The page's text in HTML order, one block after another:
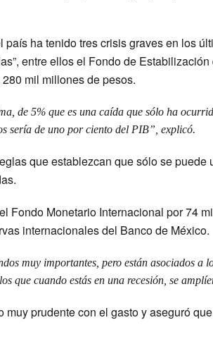
ha tenido tres crisis graves en los
entre ellos el Fondo de Estabilización
mil millones de pesos.
de 5% que es una caída que sólo ha
sería de uno por ciento del PIB”, explicó.
que establezcan que sólo se puede
Fondo Monetario Internacional por 74
internacionales del Banco de México.
muy importantes, pero están asociados a
que cuando estás en una recesión, se
prudente con el gasto y aseguró